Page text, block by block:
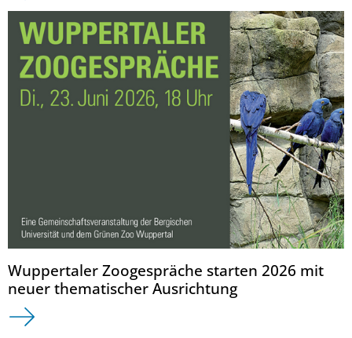
Wuppertaler Zoogespräche starten 2026 mit
neuer thematischer Ausrichtung